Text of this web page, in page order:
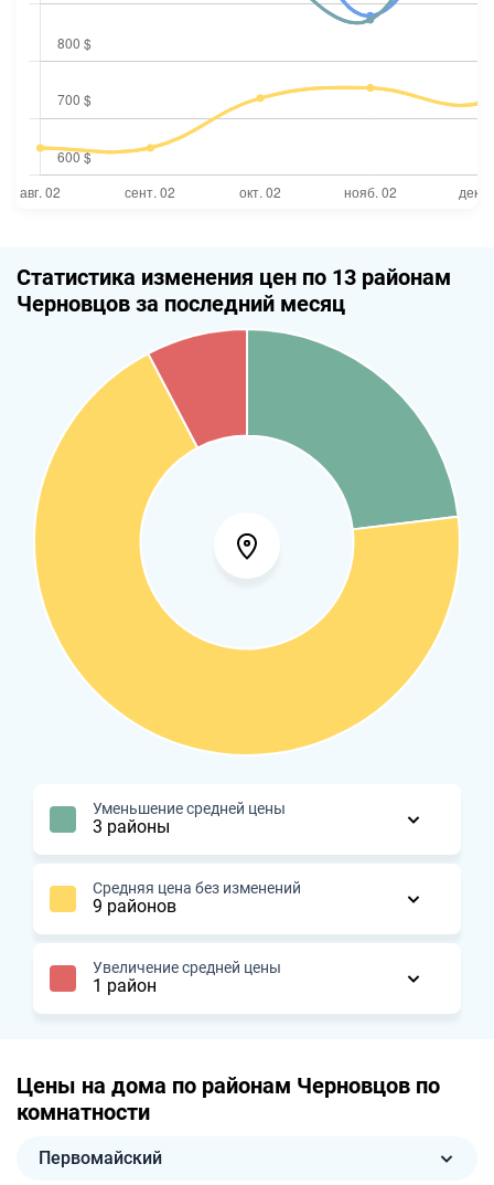
Статистика изменения цен по 13 районам
Черновцов за последний месяц
Уменьшение средней цены
3 районы
Средняя цена без изменений
9 районов
Увеличение средней цены
1 район
Цены на дома по районам Черновцов по
комнатности
Первомайский